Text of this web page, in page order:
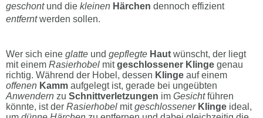
geschontund die kleinen Härchen dennoch effizient
entferntwerden sollen.
Wer sich eine glatte und gepflegte Haut wünscht, der liegt
mit einem Rasierhobel mitgeschlossener Klinge genau
richtig. Während der Hobel, dessen Klinge auf einem
offenen Kamm aufgelegt ist, gerade bei ungeübten
Anwendern zu Schnittverletzungen im Gesichtführen
könnte, ist der Rasierhobel mitgeschlossener Klinge ideal,